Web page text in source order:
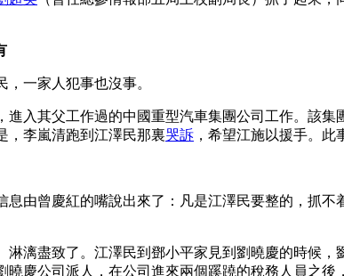
一家人犯事也沒事。
入其父工作過的中國重型汽車集團公司工作。該
，李嵐清跑到江澤民那裏哭訴 ，希望江施以援手。此
由曾慶紅的嘴說出來了：凡是江澤民要整的，抓
漓盡致了。江澤民到鄧小平家見到劉曉慶的時候
慶公司派人，在公司進來兩個蹊蹺的稅務人員之